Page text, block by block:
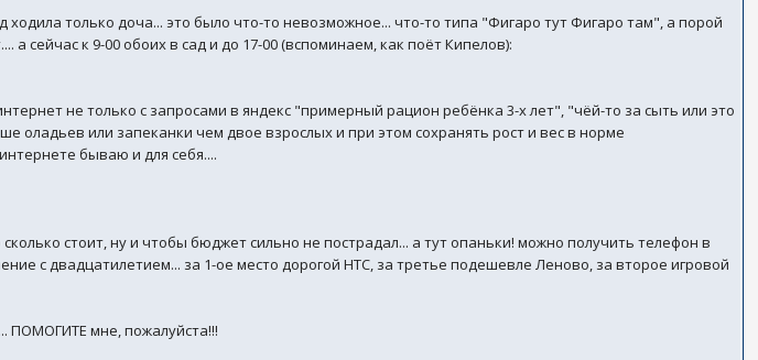
только доча... это было что-то невозможное... что-то типа "Фигаро тут Фигаро там", а порой
сейчас к 9-00 обоих в сад и до 17-00 (вспоминаем, как поёт Кипелов):
не только с запросами в яндекс "примерный рацион ребёнка 3-х лет", "чёй-то за сыть или это
оладьев или запеканки чем двое взрослых и при этом сохранять рост и вес в норме
бываю и для себя....
стоит, ну и чтобы бюджет сильно не пострадал... а тут опаньки! можно получить телефон в
с двадцатилетием... за 1-ое место дорогой НТС, за третье подешевле Леново, за второе игровой
ПОМОГИТЕ мне, пожалуйста!!!